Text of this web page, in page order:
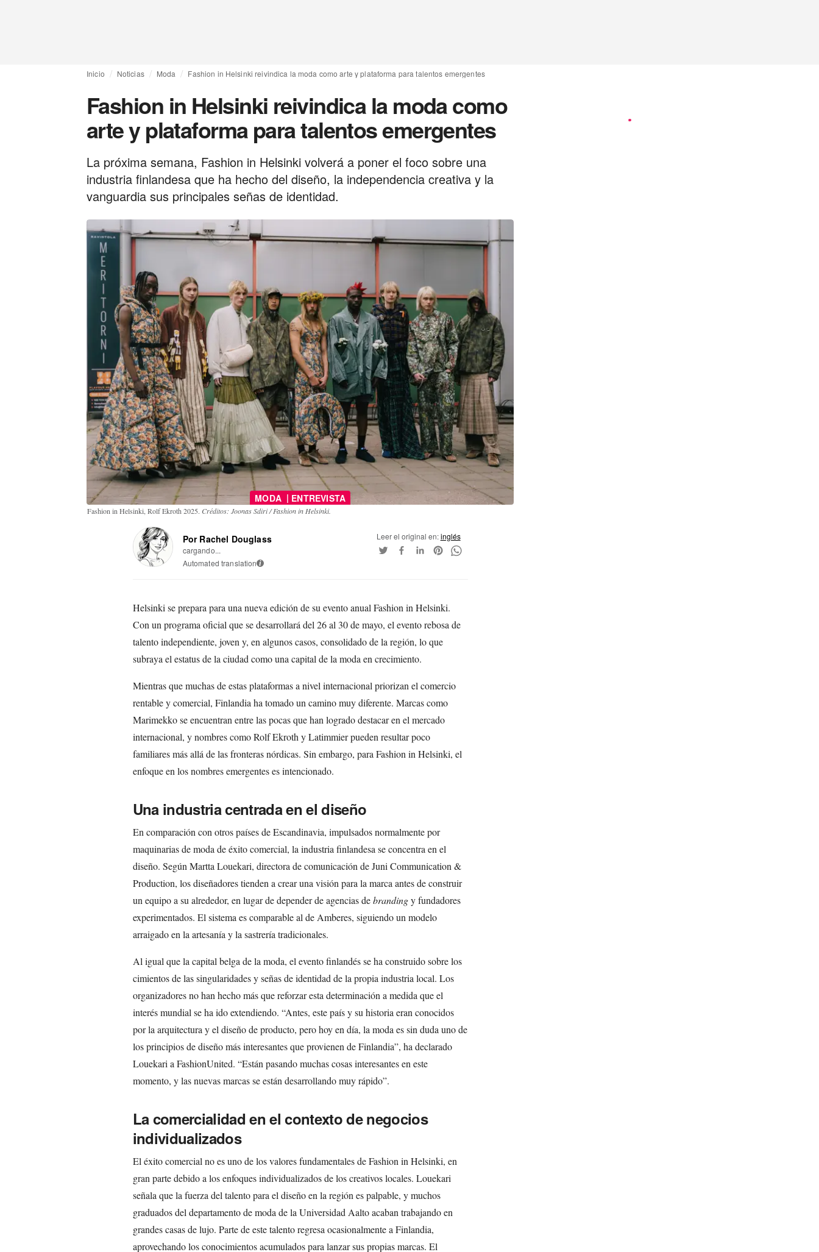
Inicio Noticias Moda Fashion in Helsinki reivindica la moda como arte y plataforma para talentos emergentes
Fashion in Helsinki reivindica la moda como
arte y plataforma para talentos emergentes
La próxima semana, Fashion in Helsinki volverá a poner el foco sobre una
industria finlandesa que ha hecho del diseño, la independencia creativa y la
vanguardia sus principales señas de identidad.
MODA | ENTREVISTA
Fashion in Helsinki, Rolf Ekroth 2025. Créditos: Joonas Sdiri / Fashion in Helsinki.
Por Rachel Douglass
cargando...
Automated translation i
Leer el original en:inglés
Helsinki se prepara para una nueva edición de su evento anual Fashion in Helsinki.
Con un programa oficial que se desarrollará del 26 al 30 de mayo, el evento rebosa de
talento independiente, joven y, en algunos casos, consolidado de la región, lo que
subraya el estatus de la ciudad como una capital de la moda en crecimiento.
Mientras que muchas de estas plataformas a nivel internacional priorizan el comercio
rentable y comercial, Finlandia ha tomado un camino muy diferente. Marcas como
Marimekko se encuentran entre las pocas que han logrado destacar en el mercado
internacional, y nombres como Rolf Ekroth y Latimmier pueden resultar poco
familiares más allá de las fronteras nórdicas. Sin embargo, para Fashion in Helsinki, el
enfoque en los nombres emergentes es intencionado.
Una industria centrada en el diseño
En comparación con otros países de Escandinavia, impulsados normalmente por
maquinarias de moda de éxito comercial, la industria finlandesa se concentra en el
diseño. Según Martta Louekari, directora de comunicación de Juni Communication &
Production, los diseñadores tienden a crear una visión para la marca antes de construir
un equipo a su alrededor, en lugar de depender de agencias debrandingy fundadores
experimentados. El sistema es comparable al de Amberes, siguiendo un modelo
arraigado en la artesanía y la sastrería tradicionales.
Al igual que la capital belga de la moda, el evento finlandés se ha construido sobre los
cimientos de las singularidades y señas de identidad de la propia industria local. Los
organizadores no han hecho más que reforzar esta determinación a medida que el
interés mundial se ha ido extendiendo. “Antes, este país y su historia eran conocidos
por la arquitectura y el diseño de producto, pero hoy en día, la moda es sin duda uno de
los principios de diseño más interesantes que provienen de Finlandia”, ha declarado
Louekari a FashionUnited. “Están pasando muchas cosas interesantes en este
momento, y las nuevas marcas se están desarrollando muy rápido”.
La comercialidad en el contexto de negocios
individualizados
El éxito comercial no es uno de los valores fundamentales de Fashion in Helsinki, en
gran parte debido a los enfoques individualizados de los creativos locales. Louekari
señala que la fuerza del talento para el diseño en la región es palpable, y muchos
graduados del departamento de moda de la Universidad Aalto acaban trabajando en
grandes casas de lujo. Parte de este talento regresa ocasionalmente a Finlandia,
aprovechando los conocimientos acumulados para lanzar sus propias marcas. El